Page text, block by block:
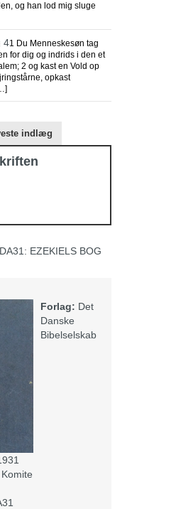
og han lod mig sluge
41 Du Menneskesøn tag
for dig og indrids i den et
2 og kast en Vold op
opkast
indlæg
DA31: EZEKIELS BOG
Forlag: Det
Danske
Bibelselskab